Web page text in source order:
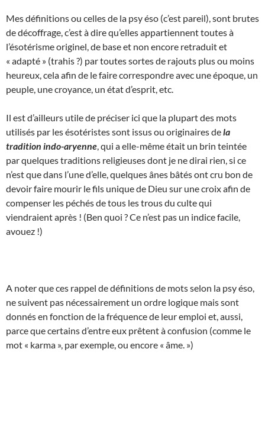
Mes définitions ou celles de la psy éso (c’est pareil), sont brutes
de décoffrage, c’est à dire qu’elles appartiennent toutes à
l’ésotérisme originel, de base et non encore retraduit et
« adapté » (trahis ?) par toutes sortes de rajouts plus ou moins
heureux, cela afin de le faire correspondre avec une époque, un
peuple, une croyance, un état d’esprit, etc.
Il est d’ailleurs utile de préciser ici que la plupart des mots
utilisés par les ésotéristes sont issus ou originaires dela
tradition indo-aryenne , qui a elle-même était un brin teintée
par quelques traditions religieuses dont je ne dirai rien, si ce
n’est que dans l’une d’elle, quelques ânes bâtés ont cru bon de
devoir faire mourir le fils unique de Dieu sur une croix afin de
compenser les péchés de tous les trous du culte qui
viendraient après ! (Ben quoi ? Ce n’est pas un indice facile,
avouez !)
A noter que ces rappel de définitions de mots selon la psy éso,
ne suivent pas nécessairement un ordre logique mais sont
donnés en fonction de la fréquence de leur emploi et, aussi,
parce que certains d’entre eux prêtent à confusion (comme le
mot « karma », par exemple, ou encore « âme. »)